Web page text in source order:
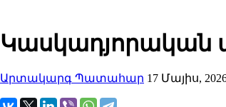
Կասկադյորական
Արտակարգ Պատահար 17 Մայիս,